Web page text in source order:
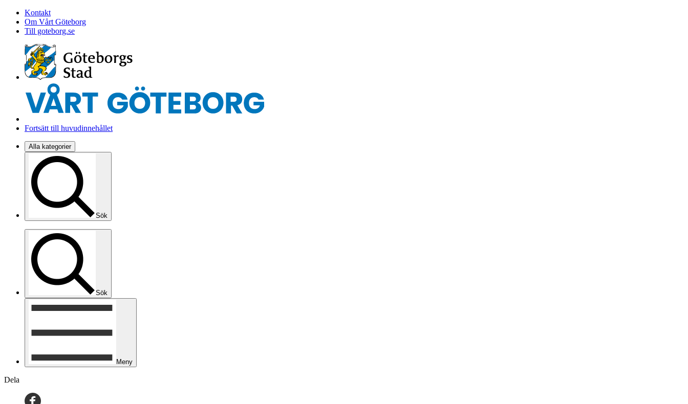
Kontakt
Om Vårt Göteborg
Till goteborg.se
Fortsätt till huvudinnehållet
Alla kategorier
Sök
Sök
Meny
Dela